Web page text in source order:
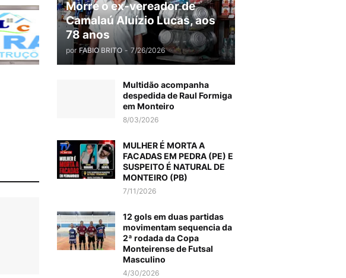
Morre o ex-vereador de
Camalaú Aluízio Lucas, aos
78 anos
por FABIO BRITO - 7/26/2026
Multidão acompanha
despedida de Raul Formiga
em Monteiro
8/03/2026
MULHER É MORTA A
FACADAS EM PEDRA (PE) E
SUSPEITO É NATURAL DE
MONTEIRO (PB)
7/11/2026
12 gols em duas partidas
movimentam sequencia da
2ª rodada da Copa
Monteirense de Futsal
Masculino
4/30/2026